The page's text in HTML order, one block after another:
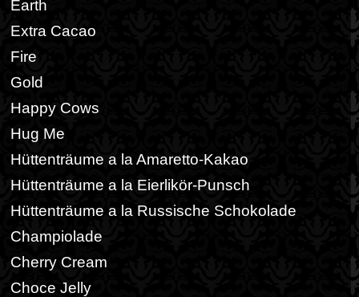
Earth
Extra Cacao
Fire
Gold
Happy Cows
Hug Me
Hüttenträume a la Amaretto-Kakao
Hüttenträume a la Eierlikör-Punsch
Hüttenträume a la Russische Schokolade
Champiolade
Cherry Cream
Choce Jelly